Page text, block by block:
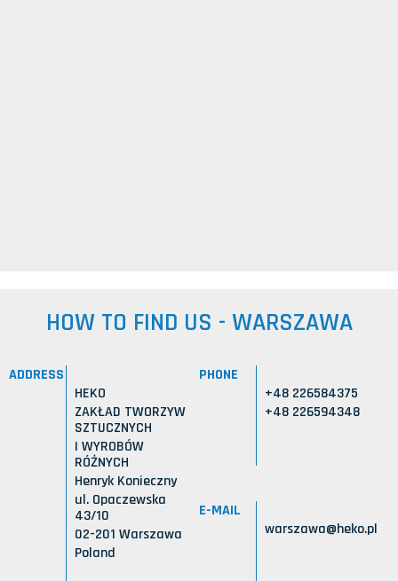
HOW TO FIND US - WARSZAWA
ADDRESS
HEKO
ZAKŁAD TWORZYW
SZTUCZNYCH
I WYROBÓW
RÓŻNYCH
Henryk Konieczny
ul. Opaczewska
43/10
02-201 Warszawa
Poland
PHONE
+48 226584375
+48 226594348
E-MAIL
warszawa@heko.pl